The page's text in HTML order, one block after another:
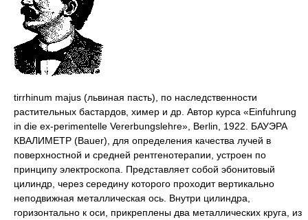
tirrhinum majus (львиная пасть), по наследственности
растительных бастардов, химер и др. Автор курса «Einfuhrung
in die ех-perimentelle Vererbungslehre», Berlin, 1922. БАУЭРА
КВАЛИМЕТР (Bauer), для определения качества лучей в
поверхностной и средней рентгенотерапии, устроен по
принципу электроскопа. Представляет собой эбонитовый
цилиндр, через середину которого проходит вертикально
неподвижная металлическая ось. Внутри цилиндра,
горизонтально к оси, прикреплены два металлических круга, из